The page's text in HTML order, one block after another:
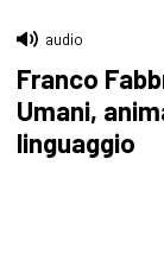
audio
Franco
Umani,
linguaggio